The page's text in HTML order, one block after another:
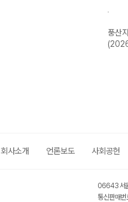
풍산
회사소개 언론보도 사회공헌
06643 서
통신판매